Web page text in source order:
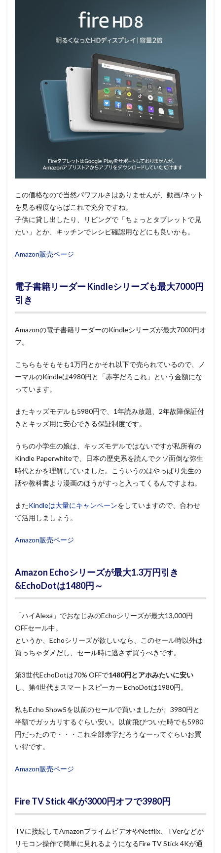
この価格なので当然パワフルさはありませんが、動画/ネット
を見る程度ならばこれで充分ですね。
子供に貸し出したり、リビングで「ちょっとタブレットで見
たい」とか、キッチンでレシピ確認用などにも良いかも。
Amazon販売ページ
電子書籍リーダー Kindleシリーズも最大7000円
引き
Amazonの電子書籍リーダーのKindleシリーズが最大7000円オ
フ。
こちらもそもそも1万円とかそれ以下で売られているので、ノ
ーマルのKindleは4980円と「赤字だろこれ」という金額にな
っています。
またキッズモデルも5980円で、1年読み放題、2年故障保証付
きとキッズ用に安心できる保証制度です。
うちの小学生の娘は、キッズモデルではないですが私所有の
Kindle Paperwhiteで、日本の歴史系を読んでクソ面倒な弥生
時代とかを理解していました。こういうのはやっぱり先生の
話や教科書より漫画のほうがすっと入ってくるんですよね。
またKindleは大量にキャンペーンをしていますので、合わせ
て活用しましょう。
Amazon販売ページ
Amazon Echoシリーズが最大1.3万円引き
&EchoDotは1480円～
「ハイAlexa」でおなじみのEchoシリーズが最大13,000円
OFFセール中。
というか、Echoシリーズが欲しいなら、このセール時以外は
買っちゃダメだし、セール時に逃さず買うべきです。
第3世代EchoDotは70% OFFで1480円とアホみたいに安い
し、第4世代まスマートスピーカー EchoDotは1980円。
私もEcho Show5を以前のセールで買いましたが、3980円と
半額でガッカリするぐらい安い。以前飛びついた時でも5980
円だったので・・・これ全部赤字だろうなーってぐらいお買
い得です。
Amazon販売ページ
Fire TV Stick 4Kが3000円オフで3980円
TVに接続してAmazonプライムビデオやNetflix、TVerなどが
リモコン操作で簡単に見れるようになるFire TV Stick 4Kが通